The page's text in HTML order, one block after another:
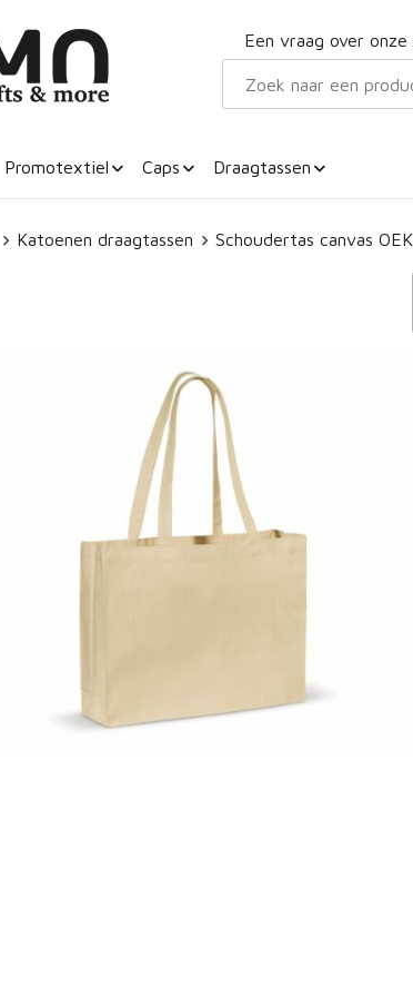
Een vraag over
Promotextiel Caps Draagtassen
Katoenen draagtassen Schoudertas canvas